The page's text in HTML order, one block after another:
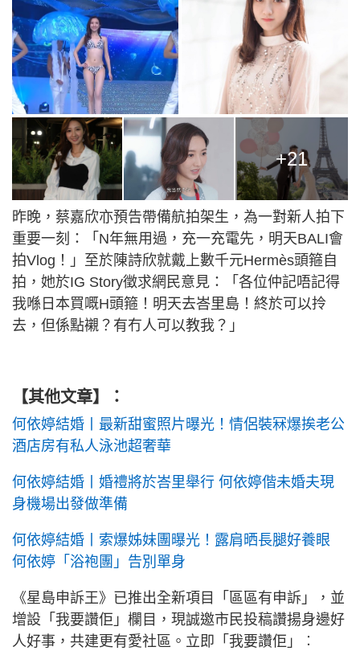
+21
昨晚，蔡嘉欣亦預告帶備航拍架生，為一對新人拍下
重要一刻：「N年無用過，充一充電先，明天BALI會
拍Vlog！」至於陳詩欣就戴上數千元Hermès頭箍自
拍，她於IG Story徵求網民意見：「各位仲記唔記得
我喺日本買嘅H頭箍！明天去峇里島！終於可以拎
去，但係點襯？有冇人可以教我？」
【其他文章】：
何依婷結婚丨最新甜蜜照片曝光！情侶裝冧爆挨老公
酒店房有私人泳池超奢華
何依婷結婚丨婚禮將於峇里舉行 何依婷偕未婚夫現
身機場出發做準備
何依婷結婚丨索爆姊妹團曝光！露肩晒長腿好養眼
何依婷「浴袍團」告別單身
《星島申訴王》已推出全新項目「區區有申訴」，並
增設「我要讚佢」欄目，現誠邀市民投稿讚揚身邊好
人好事，共建更有愛社區。立即「我要讚佢」︰